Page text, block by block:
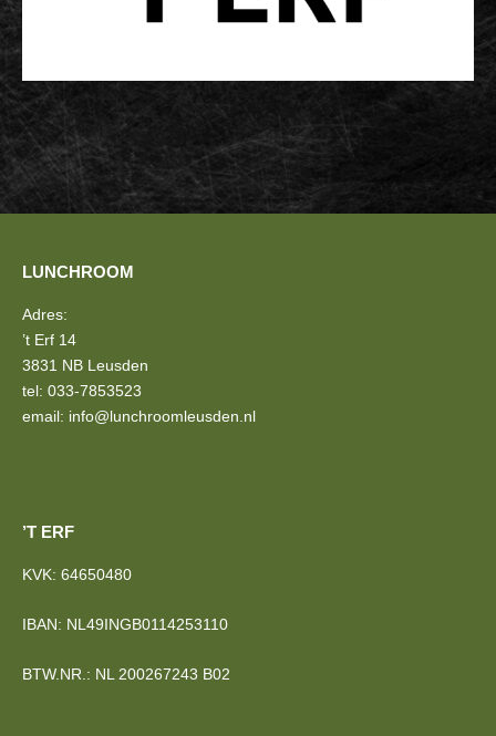
LUNCHROOM
Adres:
’t Erf 14
3831 NB Leusden
tel: 033-7853523
email: info@lunchroomleusden.nl
’T ERF
KVK: 64650480
IBAN: NL49INGB0114253110
BTW.NR.: NL 200267243 B02